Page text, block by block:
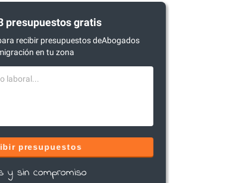
presupuestos gratis
recibir presupuestos deAbogados
en tu zona
presupuestos
y sin compromiso